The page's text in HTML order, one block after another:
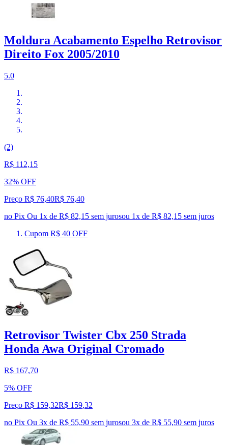
Moldura Acabamento Espelho Retrovisor
Direito Fox 2005/2010
5.0
(2)
R$ 112,15
32% OFF
Preço R$ 76,40R$ 76,40
no Pix Ou 1x de R$ 82,15 sem jurosou 1x de R$ 82,15 sem juros
Cupom R$ 40 OFF
Retrovisor Twister Cbx 250 Strada
Honda Awa Original Cromado
R$ 167,70
5% OFF
Preço R$ 159,32R$ 159,32
no Pix Ou 3x de R$ 55,90 sem jurosou 3x de R$ 55,90 sem juros